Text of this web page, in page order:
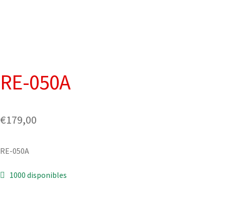
RE-050A
€179,00
RE-050A
1000 disponibles